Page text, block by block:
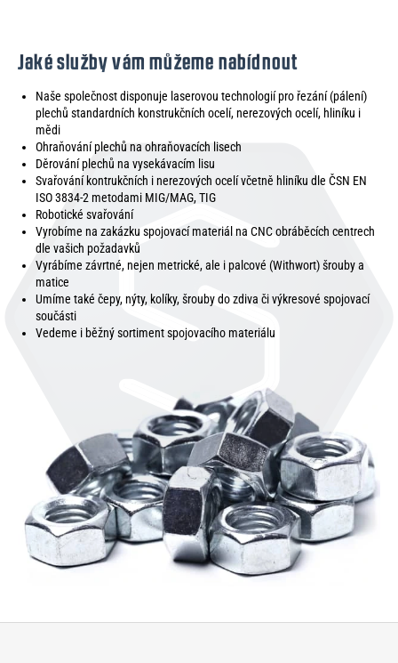
Jaké služby vám můžeme nabídnout
Naše společnost disponuje laserovou technologií pro řezání (pálení)
plechů standardních konstrukčních ocelí, nerezových ocelí, hliníku i
mědi
Ohraňování plechů na ohraňovacích lisech
Děrování plechů na vysekávacím lisu
Svařování kontrukčních i nerezových ocelí včetně hliníku dle ČSN EN
ISO 3834-2 metodami MIG/MAG, TIG
Robotické svařování
Vyrobíme na zakázku spojovací materiál na CNC obráběcích centrech
dle vašich požadavků
Vyrábíme závrtné, nejen metrické, ale i palcové (Withwort) šrouby a
matice
Umíme také čepy, nýty, kolíky, šrouby do zdiva či výkresové spojovací
součásti
Vedeme i běžný sortiment spojovacího materiálu